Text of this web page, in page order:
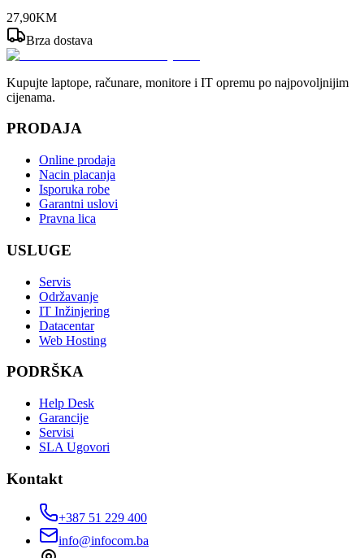
27,90KM
Brza dostava
Kupujte laptope, računare, monitore i IT opremu po najpovoljnijim
cijenama.
PRODAJA
Online prodaja
Nacin placanja
Isporuka robe
Garantni uslovi
Pravna lica
USLUGE
Servis
Održavanje
IT Inžinjering
Datacentar
Web Hosting
PODRŠKA
Help Desk
Garancije
Servisi
SLA Ugovori
Kontakt
+387 51 229 400
info@infocom.ba